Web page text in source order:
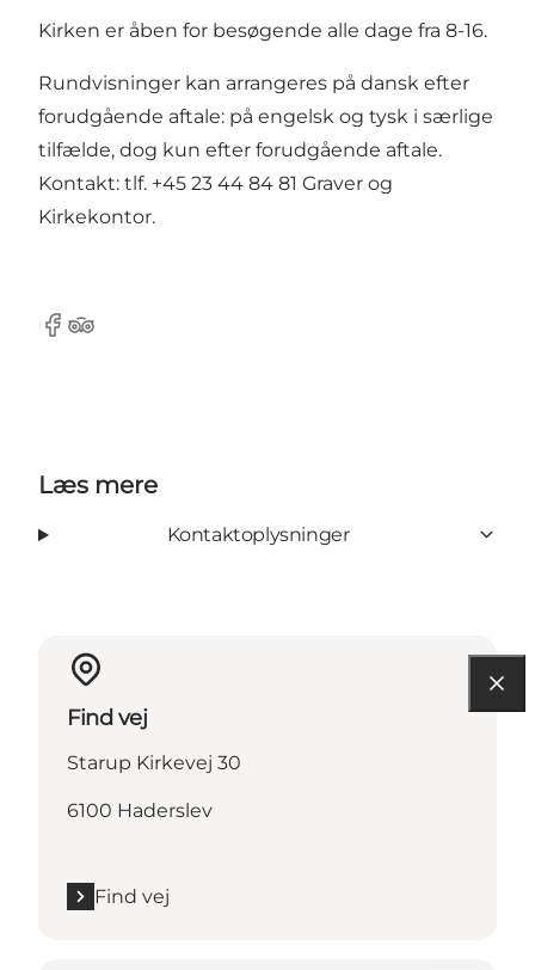
Kirken er åben for besøgende alle dage fra 8-16.
Rundvisninger kan arrangeres på dansk efter
forudgående aftale: på engelsk og tysk i særlige
tilfælde, dog kun efter forudgående aftale.
Kontakt: tlf. +45 23 44 84 81 Graver og
Kirkekontor.
Facebook
Tripadvisor
Læs mere
Kontaktoplysninger
Find vej
Starup Kirkevej 30
6100 Haderslev
Find vej